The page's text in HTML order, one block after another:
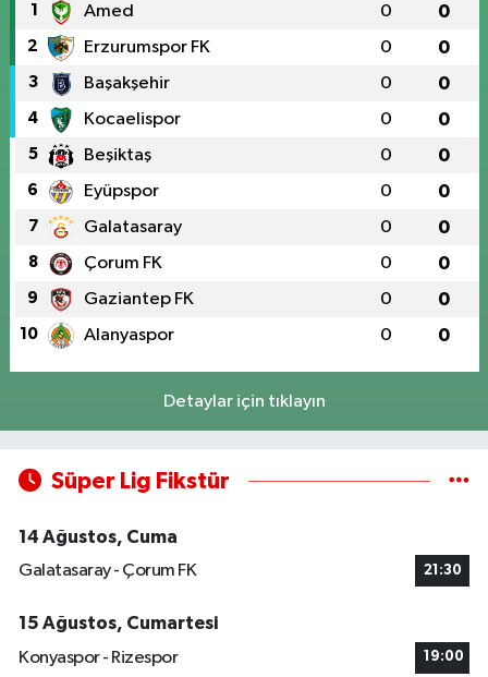
1 Amed 0 0
2 Erzurumspor FK 0 0
3 Başakşehir 0 0
4 Kocaelispor 0 0
5 Beşiktaş 0 0
6 Eyüpspor 0 0
7 Galatasaray 0 0
8 Çorum FK 0 0
9 Gaziantep FK 0 0
10 Alanyaspor 0 0
Detaylar için tıklayın
Süper Lig Fikstür
14 Ağustos, Cuma
Galatasaray - Çorum FK
21:30
15 Ağustos, Cumartesi
Konyaspor - Rizespor
19:00